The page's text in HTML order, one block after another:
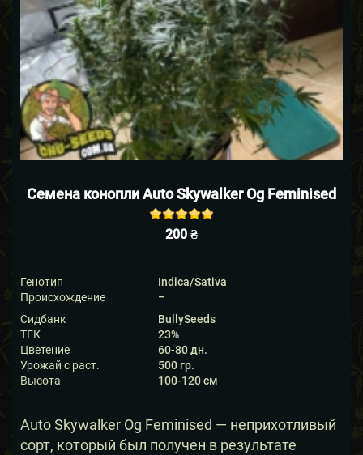
Семена конопли Auto Skywalker Og Feminised
Rated out of
5 based on
200 ₴
Генотип
Indica/Sativa
Происхождение
–
Сидбанк
BullySeeds
ТГК
23%
Цветение
60-80 дн.
Урожай с раст.
500 гр.
Высота
100-120 см
Auto Skywalker Og Feminised — неприхотливый
сорт, который был получен в результате